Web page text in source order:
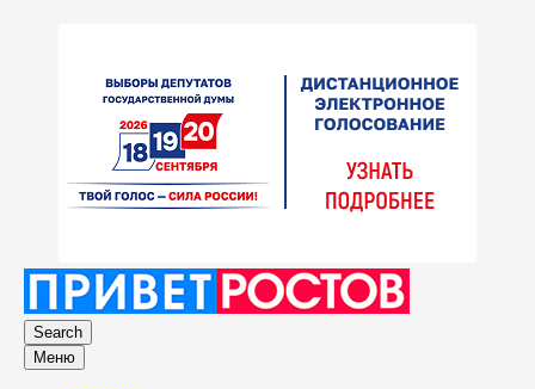
Search
Меню